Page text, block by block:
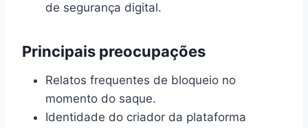
de segurança digital.
Principais preocupações
Relatos frequentes de bloqueio no
momento do saque.
Identidade do criador da plataforma